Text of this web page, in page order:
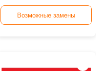
Возможные замены